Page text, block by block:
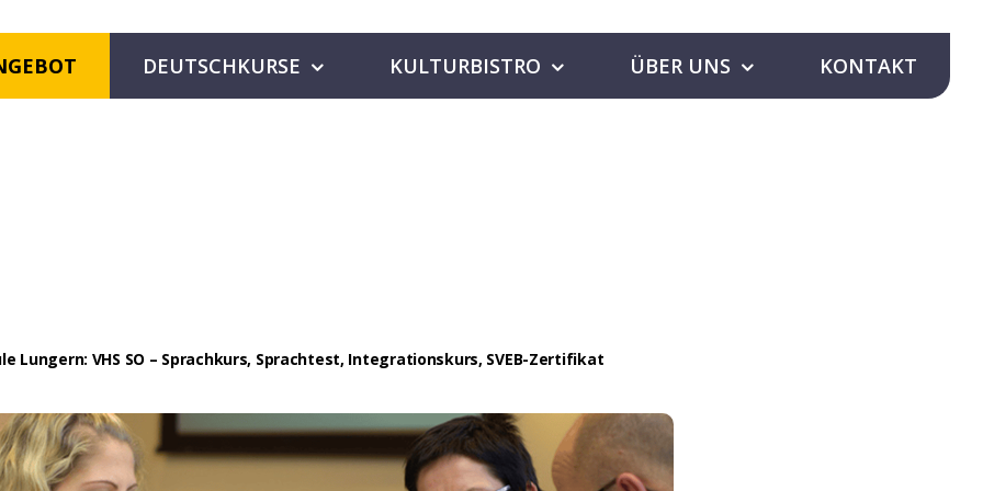
DEUTSCHKURSE KULTURBISTRO ÜBER UNS KONTAKT
Lungern: VHS SO – Sprachkurs, Sprachtest, Integrationskurs, SVEB-Zertifikat